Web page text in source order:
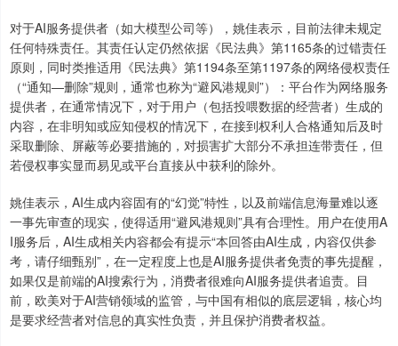
对于AI服务提供者（如大模型公司等），姚佳表示，目前法律未规定
任何特殊责任。其责任认定仍然依据《民法典》第1165条的过错责任
原则，同时类推适用《民法典》第1194条至第1197条的网络侵权责任
（“通知—删除”规则，通常也称为“避风港规则”）：平台作为网络服务
提供者，在通常情况下，对于用户（包括投喂数据的经营者）生成的
内容，在非明知或应知侵权的情况下，在接到权利人合格通知后及时
采取删除、屏蔽等必要措施的，对损害扩大部分不承担连带责任，但
若侵权事实显而易见或平台直接从中获利的除外。
姚佳表示，AI生成内容固有的“幻觉”特性，以及前端信息海量难以逐
一事先审查的现实，使得适用“避风港规则”具有合理性。用户在使用A
I服务后，AI生成相关内容都会有提示“本回答由AI生成，内容仅供参
考，请仔细甄别”，在一定程度上也是AI服务提供者免责的事先提醒，
如果仅是前端的AI搜索行为，消费者很难向AI服务提供者追责。目
前，欧美对于AI营销领域的监管，与中国有相似的底层逻辑，核心均
是要求经营者对信息的真实性负责，并且保护消费者权益。